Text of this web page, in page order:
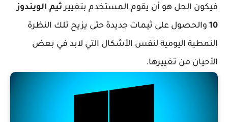
فيكون الحل هو أن يقوم المستخدم بتغييرثيم الويندوز
10 والحصول على ثيمات جديدة حتى يزيح تلك النظرة
النمطية اليومية لنفس الأشكال التي لابد في بعض
الأحيان من تغييرها.